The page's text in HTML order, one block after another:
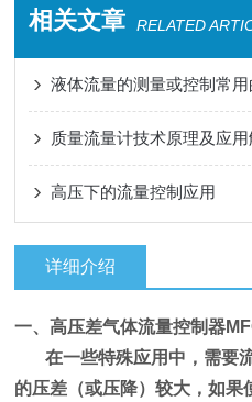
相关文章 RELATED
液体流量的测量或控制常
质量流量计技术原理及应
高压下的流量控制应用
详细介绍
一、高压差气体流量控制器
在一些特殊应用中，需要
的压差（或压降）较大，如果